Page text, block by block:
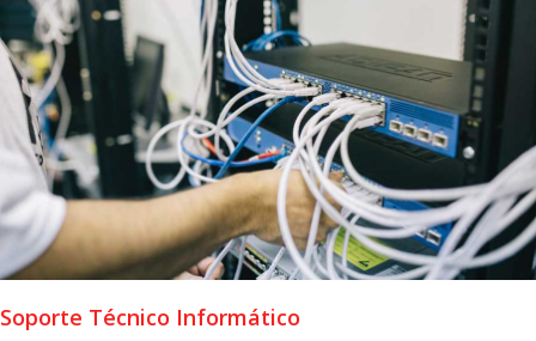
Soporte Técnico Informático